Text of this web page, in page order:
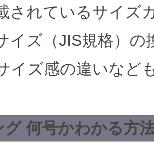
されているサイズ
イズ（JIS規格）
イズ感の違いなど
グ 何号かわかる方